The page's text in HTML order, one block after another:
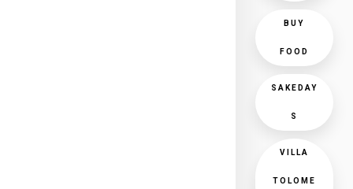
BUY
FOOD
SAKEDAY
S
VILLA
TOLOME